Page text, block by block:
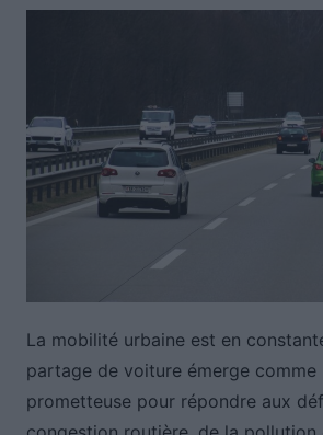
La mobilité urbaine est en
partage de voiture émerge comme
prometteuse pour répondre aux